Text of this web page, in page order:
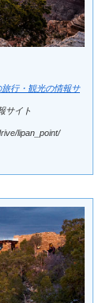
行・観光の情報サ
サイト
lipan_point/